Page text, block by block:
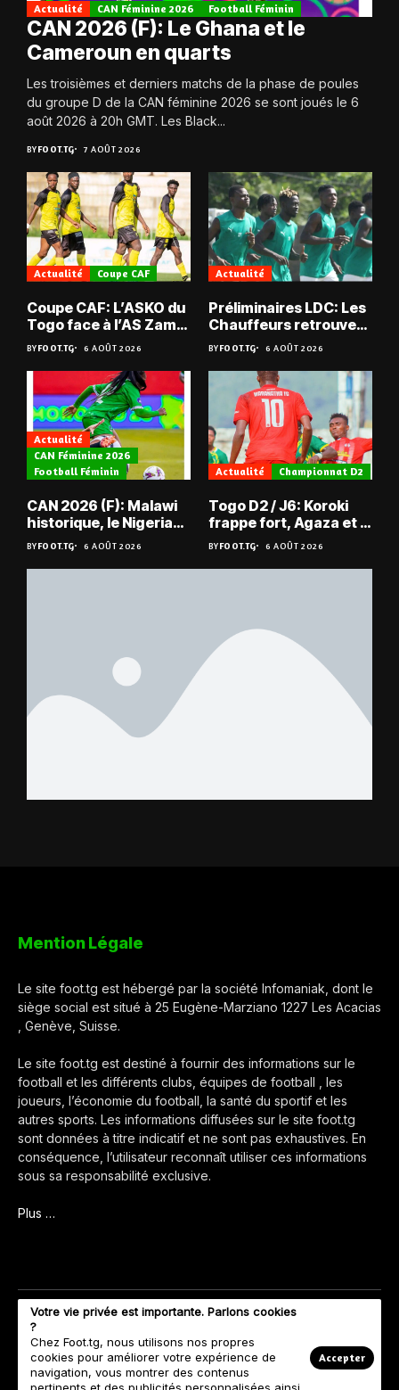
Actualité CAN Féminine 2026 Football Féminin
CAN 2026 (F): Le Ghana et le
Cameroun en quarts
Les troisièmes et derniers matchs de la phase de poules
du groupe D de la CAN féminine 2026 se sont joués le 6
août 2026 à 20h GMT. Les Black...
BYFOOT.TG 7 AOÛT 2026
Actualité Coupe CAF
Coupe CAF: L’ASKO du
Togo face à l’AS Zam
du Niger
BYFOOT.TG 6 AOÛT 2026
Actualité
Préliminaires LDC: Les
Chauffeurs retrouvent
les Mimos
BYFOOT.TG 6 AOÛT 2026
Actualité
CAN Féminine 2026
Football Féminin
CAN 2026 (F): Malawi
historique, le Nigeria
sauvé, la Zambie
éliminée
BYFOOT.TG 6 AOÛT 2026
Actualité Championnat D2
Togo D2 / J6: Koroki
frappe fort, Agaza et la
JCA assurent,
suspense avant Sara
FC – Doumbé FC
BYFOOT.TG 6 AOÛT 2026
Mention Légale
Le site foot.tg est hébergé par la société Infomaniak, dont le
siège social est situé à 25 Eugène-Marziano 1227 Les Acacias
, Genève, Suisse.
Le site foot.tg est destiné à fournir des informations sur le
football et les différents clubs, équipes de football , les
joueurs, l’économie du football, la santé du sportif et les
autres sports. Les informations diffusées sur le site foot.tg
sont données à titre indicatif et ne sont pas exhaustives. En
conséquence, l’utilisateur reconnaît utiliser ces informations
sous sa responsabilité exclusive.
Plus …
Votre vie privée est importante. Parlons cookies
?
Chez Foot.tg, nous utilisons nos propres
cookies pour améliorer votre expérience de
navigation, vous montrer des contenus
Accepter